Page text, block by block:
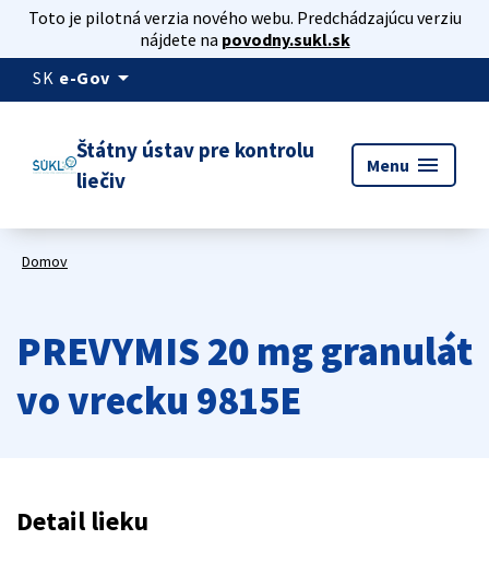
Toto je pilotná verzia nového webu. Predchádzajúcu verziu
nájdete na povodny.sukl.sk
SK e-Gov arrow_drop_down
Štátny ústav pre kontrolu
liečiv
Menu menu
Domov
PREVYMIS 20 mg granulát
vo vrecku 9815E
Detail lieku